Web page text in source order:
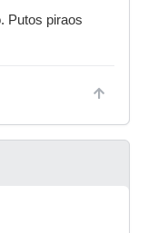
Putos piraos